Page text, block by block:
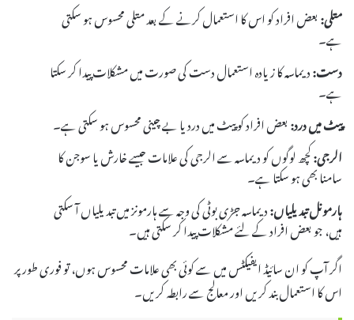
متلی:بعض افراد کو اس کا استعمال کرنے کے بعد متلی محسوس ہو سکتی
ہے۔
دست:دیماسہ کا زیادہ استعمال دست کی صورت میں مشکلات پیدا کر سکتا
ہے۔
پیٹ میں درد:بعض افراد کو پیٹ میں درد یا بے چینی محسوس ہو سکتی ہے۔
الرجی:کچھ لوگوں کو دیماسہ سے الرجی کی علامات جیسے خارش یا سوجن کا
سامنا بھی ہو سکتا ہے۔
ہارمونل تبدیلیاں:دیماسہ جڑی بوٹی کی وجہ سے ہارمونز میں تبدیلیاں آ سکتی
ہیں، جو بعض افراد کے لئے مشکلات پیدا کر سکتی ہیں۔
اگر آپ کو ان سائیڈ ایفیکٹس میں سے کوئی بھی علامات محسوس ہوں، تو فوری طور پر
اس کا استعمال بند کریں اور معالج سے رابطہ کریں۔